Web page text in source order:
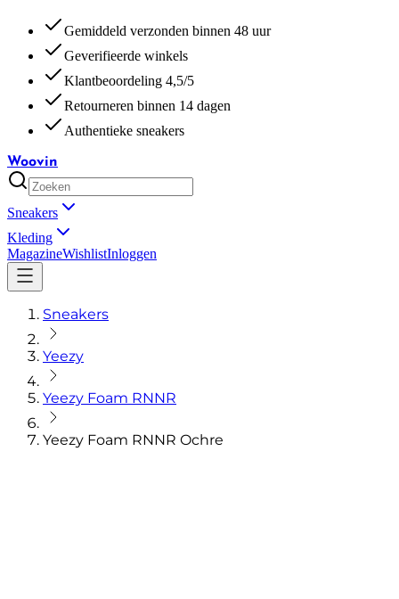
Gemiddeld verzonden binnen 48 uur
Geverifieerde winkels
Klantbeoordeling 4,5/5
Retourneren binnen 14 dagen
Authentieke sneakers
Woovin
Sneakers
Kleding
MagazineWishlistInloggen
Sneakers
Yeezy
Yeezy Foam RNNR
Yeezy Foam RNNR Ochre